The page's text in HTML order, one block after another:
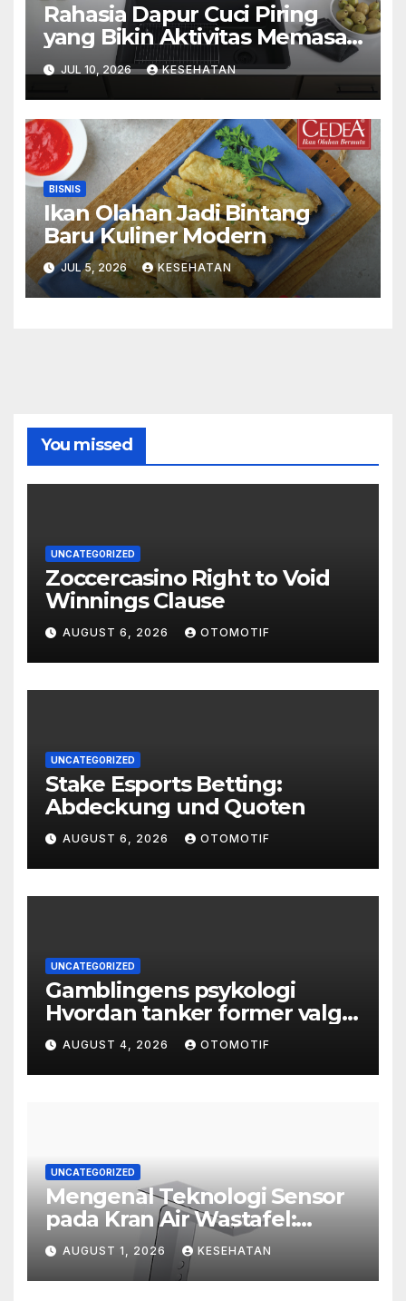
Rahasia Dapur Cuci Piring
yang Bikin Aktivitas Memasak
Menyenangkan
JUL 10, 2026 KESEHATAN
BISNIS
Ikan Olahan Jadi Bintang
Baru Kuliner Modern
JUL 5, 2026 KESEHATAN
You missed
UNCATEGORIZED
Zoccercasino Right to Void
Winnings Clause
AUGUST 6, 2026 OTOMOTIF
UNCATEGORIZED
Stake Esports Betting:
Abdeckung und Quoten
AUGUST 6, 2026 OTOMOTIF
UNCATEGORIZED
Gamblingens psykologi
Hvordan tanker former valg
og atferd
AUGUST 4, 2026 OTOMOTIF
UNCATEGORIZED
Mengenal Teknologi Sensor
pada Kran Air Wastafel:
Mewah, Cerdas, dan Higienis
AUGUST 1, 2026 KESEHATAN